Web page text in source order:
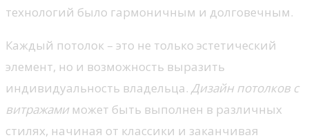
технологий было гармоничным и долговечным.
Каждый потолок – это не только эстетический
элемент, но и возможность выразить
индивидуальность владельца. Дизайн потолков с
витражами может быть выполнен в различных
стилях, начиная от классики и заканчивая